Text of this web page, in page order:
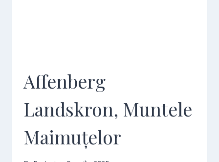
Affenberg
Landskron, Muntele
Maimuțelor